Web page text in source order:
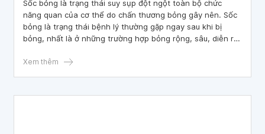
Sốc bỏng là trạng thái suy sụp đột ngột toàn bộ chức
năng quan của cơ thể do chấn thương bỏng gây nên. Sốc
bỏng là trạng thái bệnh lý thường gặp ngay sau khi bị
bỏng, nhất là ở những trường hợp bỏng rộng, sâu, diễn ra
đầu.
Xem thêm